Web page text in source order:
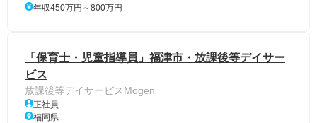
年収450万円～800万円
「保育士・児童指導員」福津市・放課後等デイサー
ビス
放課後等デイサービスMogen
正社員
福岡県